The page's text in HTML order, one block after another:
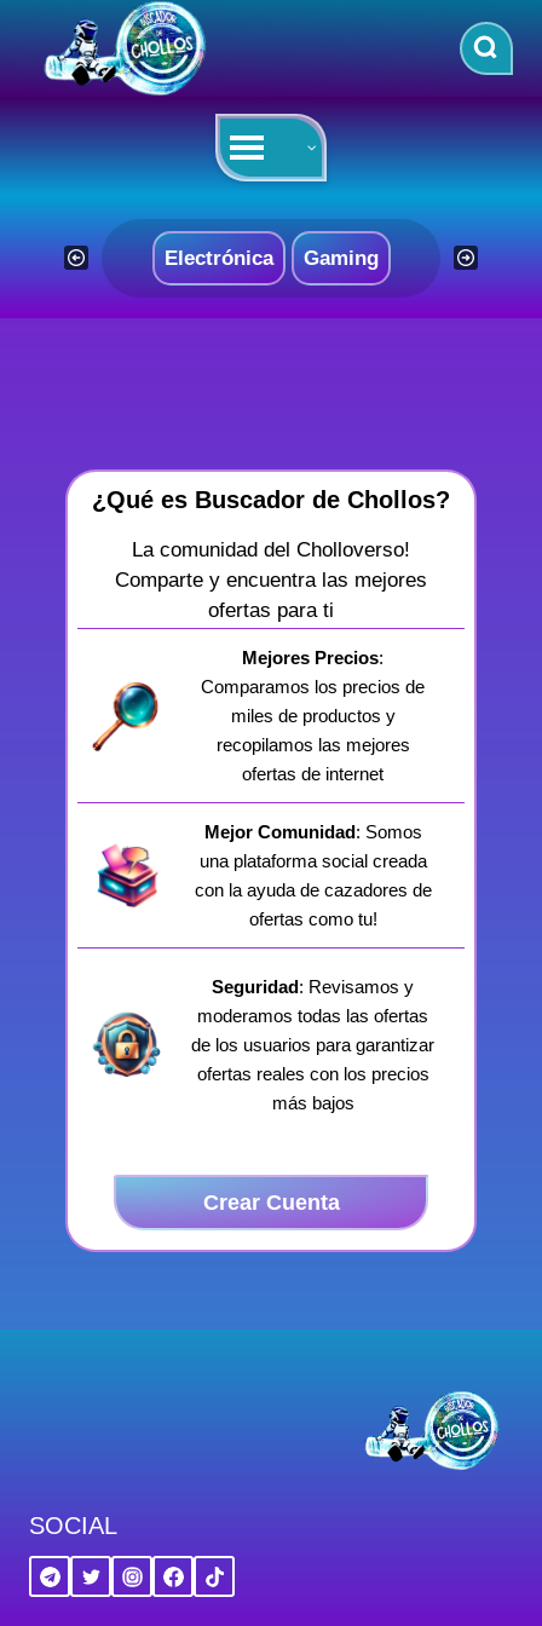
contenido
Electrónica Gaming
¿Qué es Buscador de Chollos?
La comunidad del Cholloverso!
Comparte y encuentra las mejores
ofertas para ti
Mejores Precios:
Comparamos los precios de
miles de productos y
recopilamos las mejores
ofertas de internet
Mejor Comunidad: Somos
una plataforma social creada
con la ayuda de cazadores de
ofertas como tu!
Seguridad: Revisamos y
moderamos todas las ofertas
de los usuarios para garantizar
ofertas reales con los precios
más bajos
Crear Cuenta
SOCIAL